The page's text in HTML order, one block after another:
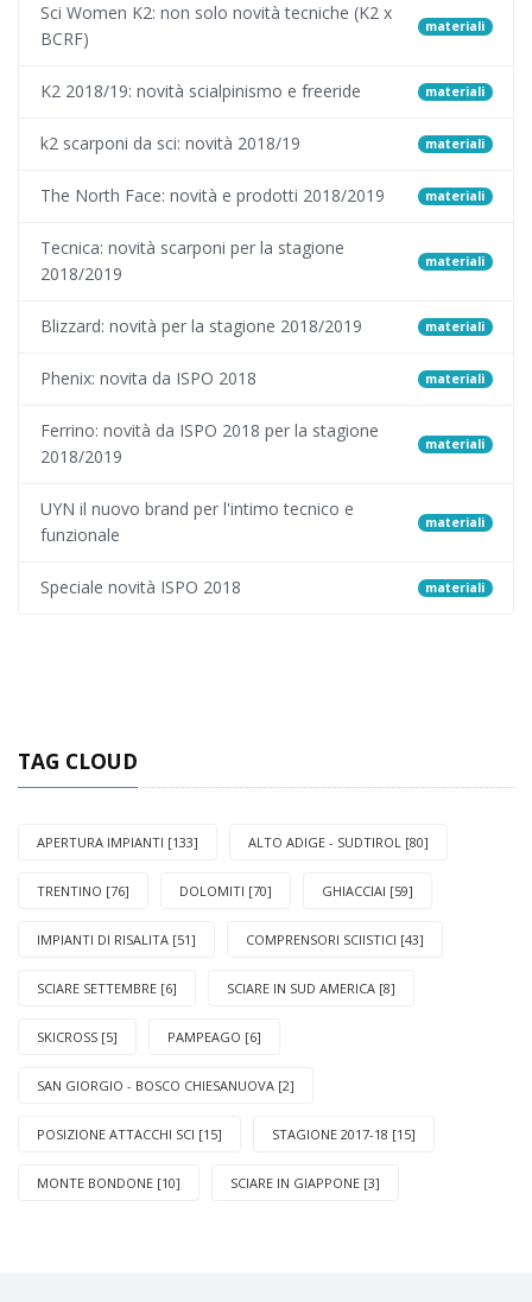
Sci Women K2: non solo novità tecniche (K2 x
BCRF)
materiali
K2 2018/19: novità scialpinismo e freeride materiali
k2 scarponi da sci: novità 2018/19 materiali
The North Face: novità e prodotti 2018/2019 materiali
Tecnica: novità scarponi per la stagione
2018/2019
materiali
Blizzard: novità per la stagione 2018/2019 materiali
Phenix: novita da ISPO 2018 materiali
Ferrino: novità da ISPO 2018 per la stagione
2018/2019
materiali
UYN il nuovo brand per l'intimo tecnico e
funzionale
materiali
Speciale novità ISPO 2018 materiali
TAG CLOUD
APERTURA IMPIANTI [133] ALTO ADIGE - SUDTIROL [80]
TRENTINO [76] DOLOMITI [70] GHIACCIAI [59]
IMPIANTI DI RISALITA [51] COMPRENSORI SCIISTICI [43]
SCIARE SETTEMBRE [6] SCIARE IN SUD AMERICA [8]
SKICROSS [5] PAMPEAGO [6]
SAN GIORGIO - BOSCO CHIESANUOVA [2]
POSIZIONE ATTACCHI SCI [15] STAGIONE 2017-18 [15]
MONTE BONDONE [10] SCIARE IN GIAPPONE [3]